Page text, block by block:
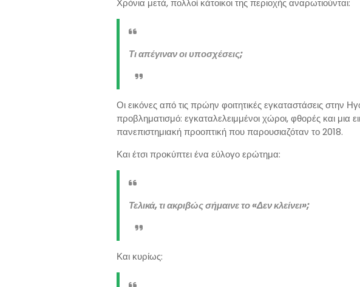
Χρόνια μετά, πολλοί κάτοικοι της περιοχής αναρωτιούνται:
Τι απέγιναν οι υποσχέσεις;
Οι εικόνες από τις πρώην φοιτητικές εγκαταστάσεις στην
προβληματισμό: εγκαταλελειμμένοι χώροι, φθορές και μια
πανεπιστημιακή προοπτική που παρουσιαζόταν το 2018.
Και έτσι προκύπτει ένα εύλογο ερώτημα:
Τελικά, τι ακριβώς σήμαινε το «Δεν κλείνει»;
Και κυρίως: